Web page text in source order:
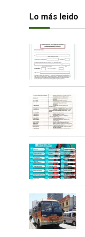
Lo más leido